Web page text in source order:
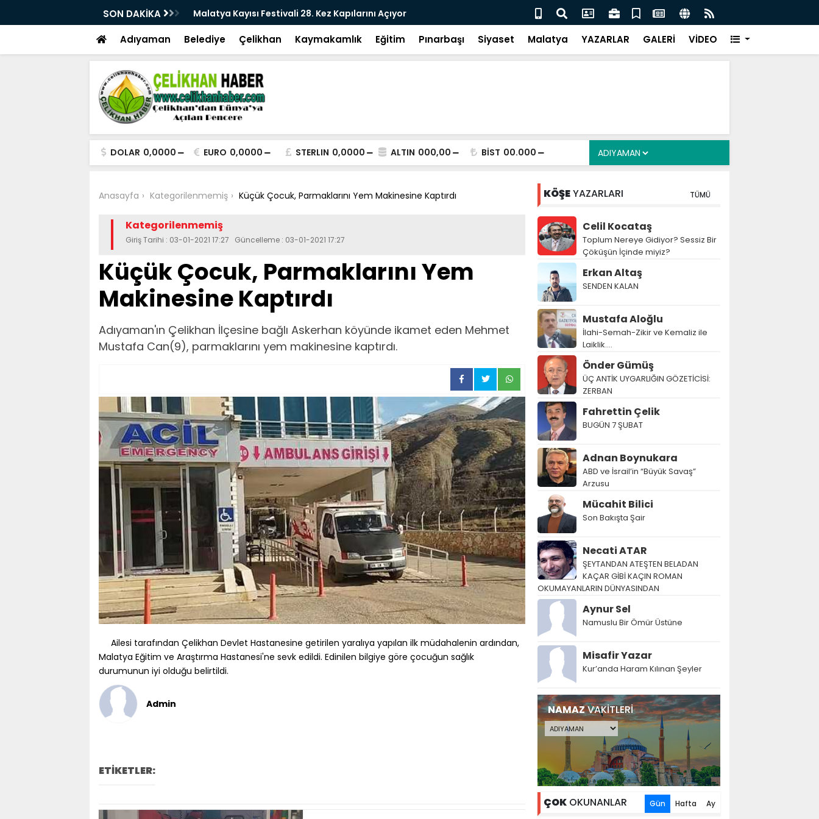
SON DAKİKA
altyapısıyla geleceğe hazırlanıyor Malatya Kayısı Festivali 28. Kez Kapılarını Açıyor Vesayetten Siyasete: DEM Parti’nin Tarihi Sınavı
Adıyaman Belediye Çelikhan Kaymakamlık Eğitim Pınarbaşı Siyaset Malatya YAZARLAR GALERİ VİDEO
DOLAR 0,0000 EURO 0,0000 STERLIN 0,0000 ALTIN 000,00 BİST 00.000
Anasayfa Kategorilenmemiş Küçük Çocuk, Parmaklarını Yem Makinesine Kaptırdı
Kategorilenmemiş
Giriş Tarihi : 03-01-2021 17:27 Güncelleme : 03-01-2021 17:27
Küçük Çocuk, Parmaklarını Yem
Makinesine Kaptırdı
Adıyaman'ın Çelikhan İlçesine bağlı Askerhan köyünde ikamet eden Mehmet
Mustafa Can(9), parmaklarını yem makinesine kaptırdı.
Ailesi tarafından Çelikhan Devlet Hastanesine getirilen yaralıya yapılan ilk müdahalenin ardından,
Malatya Eğitim ve Araştırma Hastanesi'ne sevk edildi. Edinilen bilgiye göre çocuğun sağlık
durumunun iyi olduğu belirtildi.
Admin
ETİKETLER:
KÖŞEYAZARLARI TÜMÜ
Celil Kocataş
Toplum Nereye Gidiyor? Sessiz Bir
Çöküşün İçinde miyiz?
Erkan Altaş
SENDEN KALAN
Mustafa Aloğlu
İlahi-Semah-Zikir ve Kemaliz ile
Laiklik….
Önder Gümüş
ÜÇ ANTİK UYGARLIĞIN GÖZETİCİSİ:
ZERBAN
Fahrettin Çelik
BUGÜN 7 ŞUBAT
Adnan Boynukara
ABD ve İsrail’in “Büyük Savaş”
Arzusu
Mücahit Bilici
Son Bakışta Şair
Necati ATAR
ŞEYTANDAN ATEŞTEN BELADAN
KAÇAR GİBİ KAÇIN ROMAN
OKUMAYANLARIN DÜNYASINDAN
Aynur Sel
Namuslu Bir Ömür Üstüne
Misafir Yazar
Kur’anda Haram Kılınan Şeyler
NAMAZVAKİTLERİ
ÇOK OKUNANLAR Gün Hafta Ay